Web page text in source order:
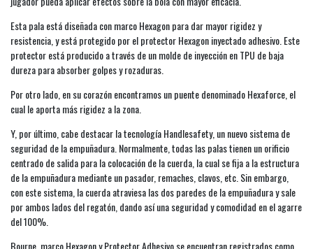
Esta pala está diseñada con marco Hexagon para dar mayor rigidez y
resistencia, y está protegido por el protector Hexagon inyectado adhesivo. Este
protector está producido a través de un molde de inyección en TPU de baja
dureza para absorber golpes y rozaduras.
Por otro lado, en su corazón encontramos un puente denominado Hexaforce, el
cual le aporta más rigidez a la zona.
Y, por último, cabe destacar la tecnología Handlesafety, un nuevo sistema de
seguridad de la empuñadura. Normalmente, todas las palas tienen un orificio
centrado de salida para la colocación de la cuerda, la cual se fija a la estructura
de la empuñadura mediante un pasador, remaches, clavos, etc. Sin embargo,
con este sistema, la cuerda atraviesa las dos paredes de la empuñadura y sale
por ambos lados del regatón, dando así una seguridad y comodidad en el agarre
del 100%.